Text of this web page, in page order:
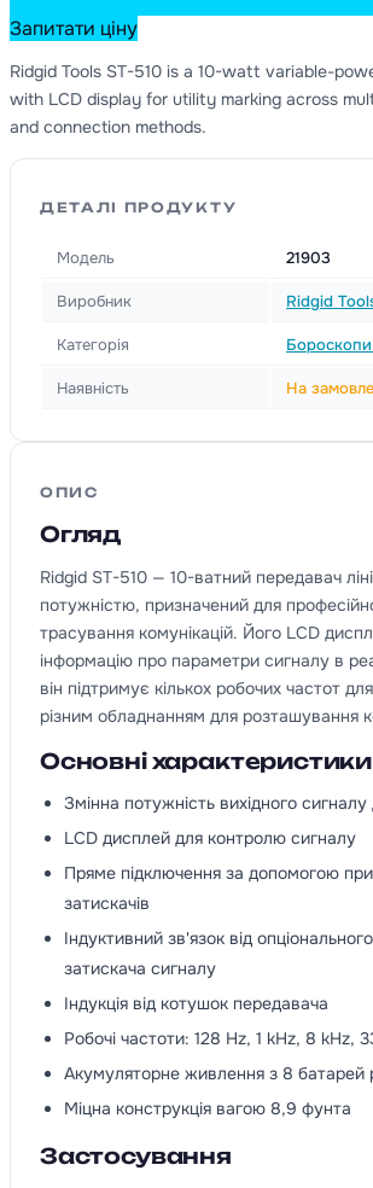
Запитати ціну
Ridgid Tools ST-510 is a 10-watt variable-
with LCD display for utility marking across
and connection methods.
ДЕТАЛІ ПРОДУКТУ
Модель 21903
Виробник Ridgid
Категорія Бороскопи
Наявність На
ОПИС
Огляд
Ridgid ST-510 — 10-ватний передавач
потужністю, призначений для
трасування комунікацій. Його LCD
інформацію про параметри сигналу в
він підтримує кількох робочих частот
різним обладнанням для розташування
Основні характеристики
Змінна потужність вихідного
LCD дисплей для контролю сигналу
Пряме підключення за допомогою
затискачів
Індуктивний зв'язок від
затискача сигналу
Індукція від котушок передавача
Робочі частоти: 128 Hz, 1 kHz, 8 kHz,
Акумуляторне живлення з 8 батарей
Міцна конструкція вагою 8,9 фунта
Застосування